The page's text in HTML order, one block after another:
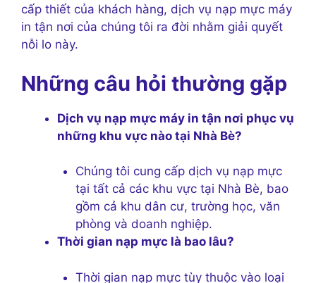
cấp thiết của khách hàng, dịch vụ nạp mực máy
in tận nơi của chúng tôi ra đời nhằm giải quyết
nỗi lo này.
Những câu hỏi thường gặp
Dịch vụ nạp mực máy in tận nơi phục vụ
những khu vực nào tại Nhà Bè?
Chúng tôi cung cấp dịch vụ nạp mực
tại tất cả các khu vực tại Nhà Bè, bao
gồm cả khu dân cư, trường học, văn
phòng và doanh nghiệp.
Thời gian nạp mực là bao lâu?
Thời gian nạp mực tùy thuộc vào loại